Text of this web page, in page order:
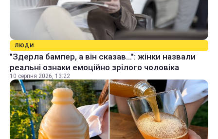
ЛЮДИ
"Здерла бампер, а він сказав...": жінки назвали
реальні ознаки емоційно зрілого чоловіка
10 серпня 2026, 13:22